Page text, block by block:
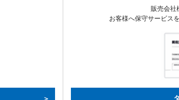
販売会社
お客様へ保守サービス